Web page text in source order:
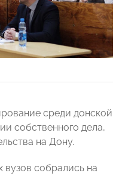
среди донской
собственного дела,
на Дону.
вузов собрались на